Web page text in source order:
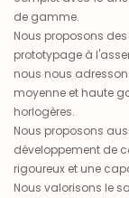
de gamme.
Nous proposons
prototypage à
nous nous
moyenne et haute
horlogères.
Nous proposons
développement de
rigoureux et une
Nous valorisons le